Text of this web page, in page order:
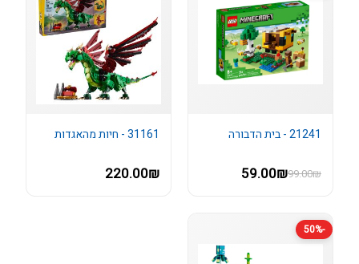
21241 - בית הדבורה
99.00₪
59.00₪
31161 - חיות מהאגדות
220.00₪
-50%